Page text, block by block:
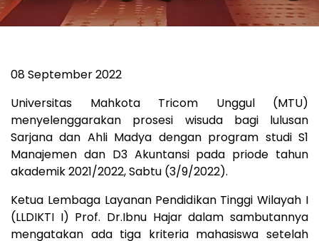
08 September 2022
Universitas Mahkota Tricom Unggul (MTU)
menyelenggarakan prosesi wisuda bagi lulusan
Sarjana dan Ahli Madya dengan program studi S1
Manajemen dan D3 Akuntansi pada priode tahun
akademik 2021/2022, Sabtu (3/9/2022).
Ketua Lembaga Layanan Pendidikan Tinggi Wilayah I
(LLDIKTI I) Prof. Dr.Ibnu Hajar dalam sambutannya
mengatakan ada tiga kriteria mahasiswa setelah